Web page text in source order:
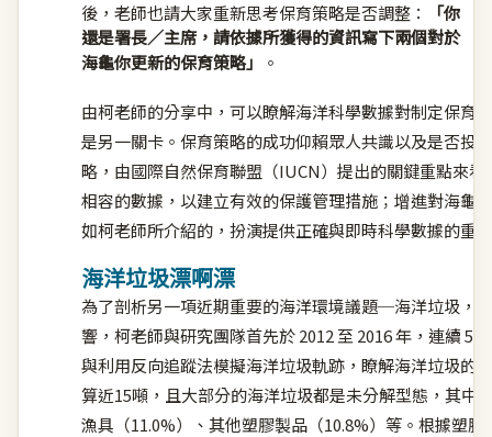
後，老師也請大家重新思考保育策略是否調整：
「你
還是署長／主席，請依據所獲得的資訊寫下兩個對於
海龜你更新的保育策略」
。
由柯老師的分享中，可以瞭解海洋科學數據對制定保育
是另一關卡。保育策略的成功仰賴眾人共識以及是否投
略，由國際自然保育聯盟（IUCN）提出的關鍵重點來
相容的數據，以建立有效的保護管理措施；增進對海龜
如柯老師所介紹的，扮演提供正確與即時科學數據的重
海洋垃圾漂啊漂
為了剖析另一項近期重要的海洋環境議題─海洋垃圾，
響，柯老師與研究團隊首先於 2012 至 2016 年，連續 5
與利用反向追蹤法模擬海洋垃圾軌跡，瞭解海洋垃圾的
算近15噸，且大部分的海洋垃圾都是未分解型態，其中
漁具（11.0%）、其他塑膠製品（10.8%）等。根據塑